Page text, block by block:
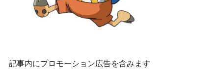
記事内にプロモーション広告を含みます